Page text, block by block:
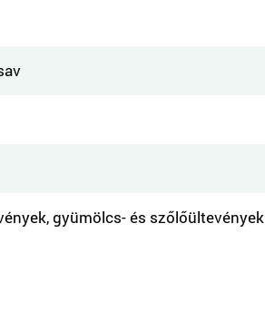
gyümölcs- és szőlőültevények